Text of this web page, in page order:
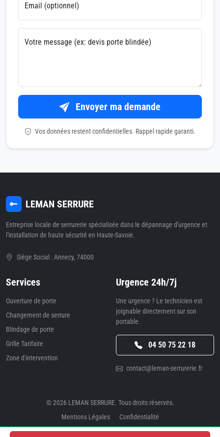
Email (optionnel)
Votre message (ex: devis porte blindée)
Envoyer ma demande
Vos données restent confidentielles. Rappel rapide garanti.
LEMAN SERRURE
Entreprise locale de serrurerie spécialisée dans le dépannage d'urgence et
l'installation de haute sécurité en Haute-Savoie.
Siège Social : Annecy, 74000
Services
Ouverture de porte
Changement de serrure
Blindage de porte
Grille Tarifaire
Zone d'intervention
Urgence 24h/7j
Une urgence ? Le technicien est
joignable directement sur son
portable.
04 50 75 22 18
contact@leman-serrurerie.fr
© 2026 LEMAN SERRURE. Tous droits réservés.
Mentions Légales
Confidentialité